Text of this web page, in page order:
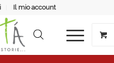
Il mio account